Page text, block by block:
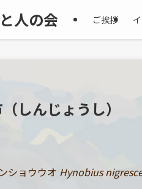
人の会 ご挨拶
しんじょうし）
ショウウオ Hynobius